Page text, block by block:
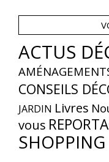
ACTUS
CONSEILS
JARDIN Livres
vous
SHOPPING